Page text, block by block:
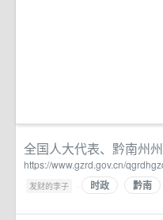
全国人大代表、黔南州
https://www.gzrd.gov.cn/
发财的李子 · 时政 黔南